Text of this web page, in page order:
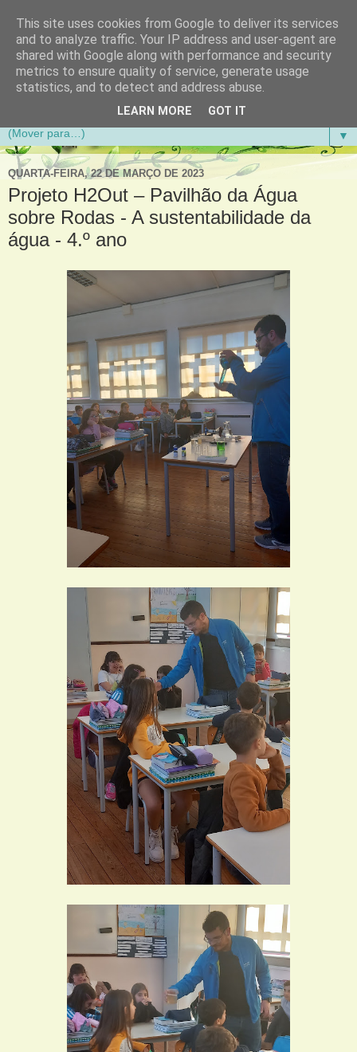
Aventuras de Palmo e Meio
Blogue da Escola Básica do 1.º Ciclo da Gandra em
▼
QUARTA-FEIRA, 22 DE MARÇO DE 2023
Projeto H2Out – Pavilhão da Água
sobre Rodas - A sustentabilidade da
água - 4.º ano
This site uses cookies from Google to deliver its services
and to analyze traffic. Your IP address and user-agent are
shared with Google along with performance and security
metrics to ensure quality of service, generate usage
statistics, and to detect and address abuse.
LEARN MORE GOT IT